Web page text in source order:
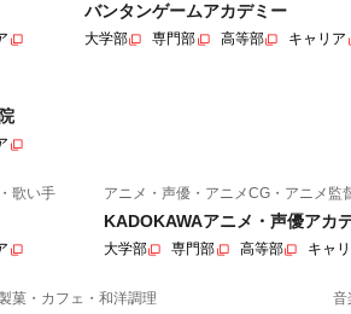
バンタンゲームアカデミー
大学部 専門部 高等部 キャリア
歌い手 アニメ・声優・アニメCG・アニメ監
KADOKAWAアニメ・声優アカ
大学部 専門部 高等部 キャ
菓・カフェ・和洋調理 音